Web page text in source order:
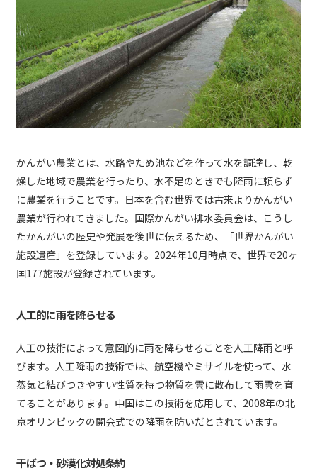
かんがい農業とは、水路やため池などを作って水を調達し、乾
燥した地域で農業を行ったり、水不足のときでも降雨に頼らず
に農業を行うことです。日本を含む世界では古来よりかんがい
農業が行われてきました。国際かんがい排水委員会は、こうし
たかんがいの歴史や発展を後世に伝えるため、「世界かんがい
施設遺産」を登録しています。2024年10月時点で、世界で20ヶ
国177施設が登録されています。
人工的に雨を降らせる
人工の技術によって意図的に雨を降らせることを人工降雨と呼
びます。人工降雨の技術では、航空機やミサイルを使って、水
蒸気と結びつきやすい性質を持つ物質を雲に散布して雨雲を育
てることがあります。中国はこの技術を応用して、2008年の北
京オリンピックの開会式での降雨を防いだとされています。
干ばつ・砂漠化対処条約